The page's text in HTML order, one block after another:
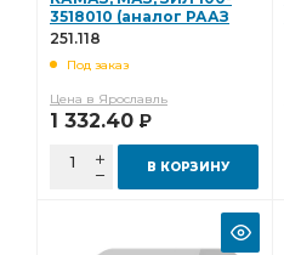
3518010 (аналог РААЗ
АМО ЗИЛ) (STENERS,
251.118
Под заказ
Цена в Ярославль
1 332.40 Р
В КОРЗИНУ